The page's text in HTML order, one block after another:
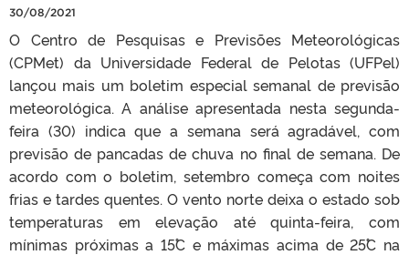
30/08/2021
O Centro de Pesquisas e Previsões Meteorológicas
(CPMet) da Universidade Federal de Pelotas (UFPel)
lançou mais um boletim especial semanal de previsão
meteorológica. A análise apresentada nesta segunda-
feira (30) indica que a semana será agradável, com
previsão de pancadas de chuva no final de semana. De
acordo com o boletim, setembro começa com noites
frias e tardes quentes. O vento norte deixa o estado sob
temperaturas em elevação até quinta-feira, com
mínimas próximas a 15˚C e máximas acima de 25˚C na